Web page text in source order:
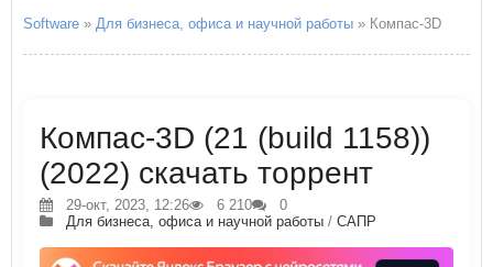
Software » Для бизнеса, офиса и научной работы » Компас-3D
Компас-3D (21 (build 1158))
(2022) скачать торрент
29-окт, 2023, 12:26 6 210
0
Для бизнеса, офиса и научной работы / САПР